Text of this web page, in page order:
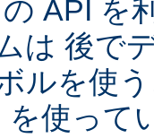
API を
は 後で
ルを使
を使って